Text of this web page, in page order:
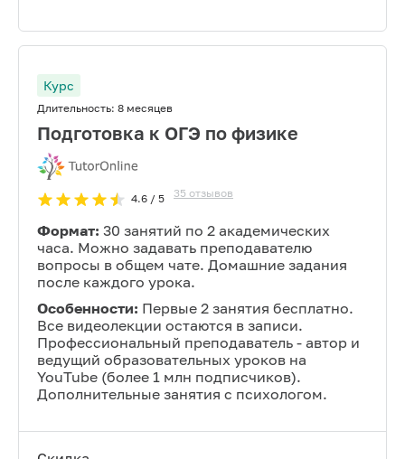
Курс
Длительность: 8 месяцев
Подготовка к ОГЭ по физике
4.6/ 5 35 отзывов
Формат: 30 занятий по 2 академических
часа. Можно задавать преподавателю
вопросы в общем чате. Домашние задания
после каждого урока.
Особенности: Первые 2 занятия бесплатно.
Все видеолекции остаются в записи.
Профессиональный преподаватель - автор и
ведущий образовательных уроков на
YouTube (более 1 млн подписчиков).
Дополнительные занятия с психологом.